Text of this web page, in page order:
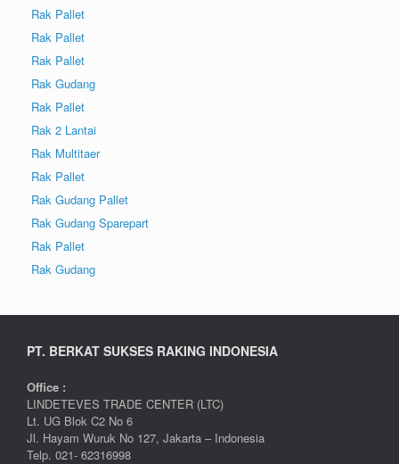
Rak Pallet
Rak Pallet
Rak Pallet
Rak Gudang
Rak Pallet
Rak 2 Lantai
Rak Multitaer
Rak Pallet
Rak Gudang Pallet
Rak Gudang Sparepart
Rak Pallet
Rak Gudang
PT. BERKAT SUKSES RAKING INDONESIA
Office :
LINDETEVES TRADE CENTER (LTC)
Lt. UG Blok C2 No 6
Jl. Hayam Wuruk No 127, Jakarta – Indonesia
Telp. 021- 62316998